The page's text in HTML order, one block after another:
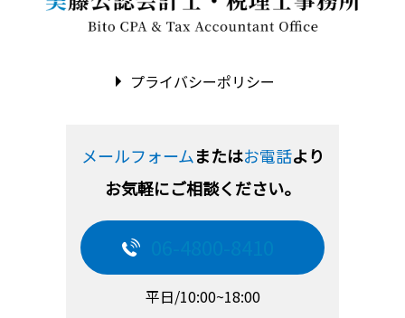
プライバシーポリシー
メールフォームまたはお電話より
お気軽にご相談ください。
平日/10:00~18:00